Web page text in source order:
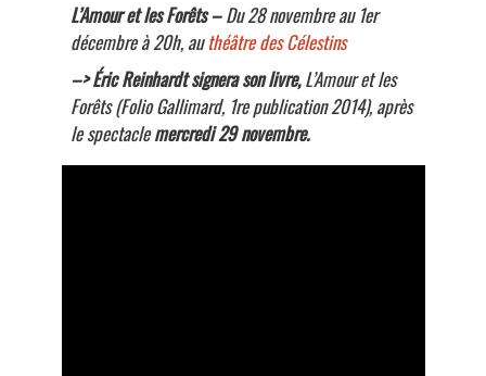
L’Amour et les Forêts –Du 28 novembre au 1er
décembre à 20h, authéâtre des Célestins
–> Éric Reinhardt signera son livre,L’Amour et les
Forêts(Folio Gallimard, 1re publication 2014), après
le spectaclemercredi 29 novembre.